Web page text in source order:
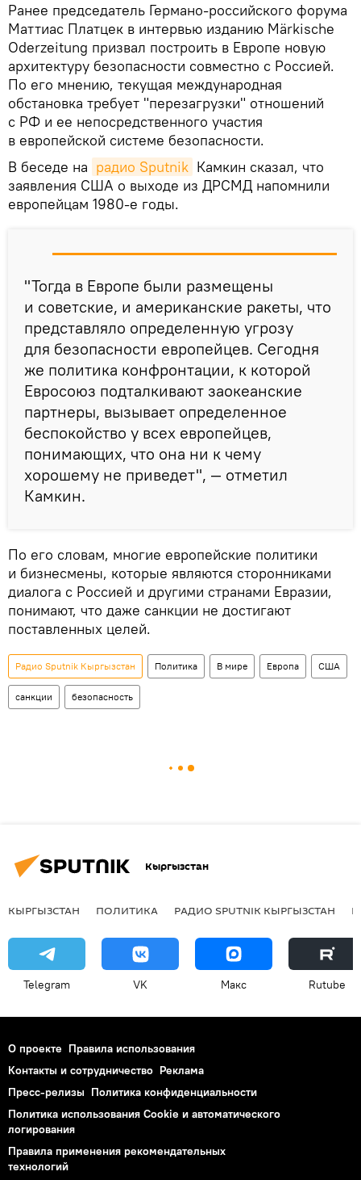
Ранее председатель Германо-российского форума
Маттиас Платцек в интервью изданию Märkische
Oderzeitung призвал построить в Европе новую
архитектуру безопасности совместно с Россией.
По его мнению, текущая международная
обстановка требует "перезагрузки" отношений
с РФ и ее непосредственного участия
в европейской системе безопасности.
В беседе на радио Sputnik Камкин сказал, что
заявления США о выходе из ДРСМД напомнили
европейцам 1980-е годы.
"Тогда в Европе были размещены
и советские, и американские ракеты, что
представляло определенную угрозу
для безопасности европейцев. Сегодня
же политика конфронтации, к которой
Евросоюз подталкивают заокеанские
партнеры, вызывает определенное
беспокойство у всех европейцев,
понимающих, что она ни к чему
хорошему не приведет", — отметил
Камкин.
По его словам, многие европейские политики
и бизнесмены, которые являются сторонниками
диалога с Россией и другими странами Евразии,
понимают, что даже санкции не достигают
поставленных целей.
Радио Sputnik Кыргызстан Политика В мире Европа США
санкции безопасность
Кыргызстан
КЫРГЫЗСТАН ПОЛИТИКА РАДИО SPUTNIK КЫРГЫЗСТАН
Telegram VK Макс Rutube
О проекте Правила использования
Контакты и сотрудничество Реклама
Пресс-релизы Политика конфиденциальности
Политика использования Cookie и автоматического
логирования
Правила применения рекомендательных
технологий